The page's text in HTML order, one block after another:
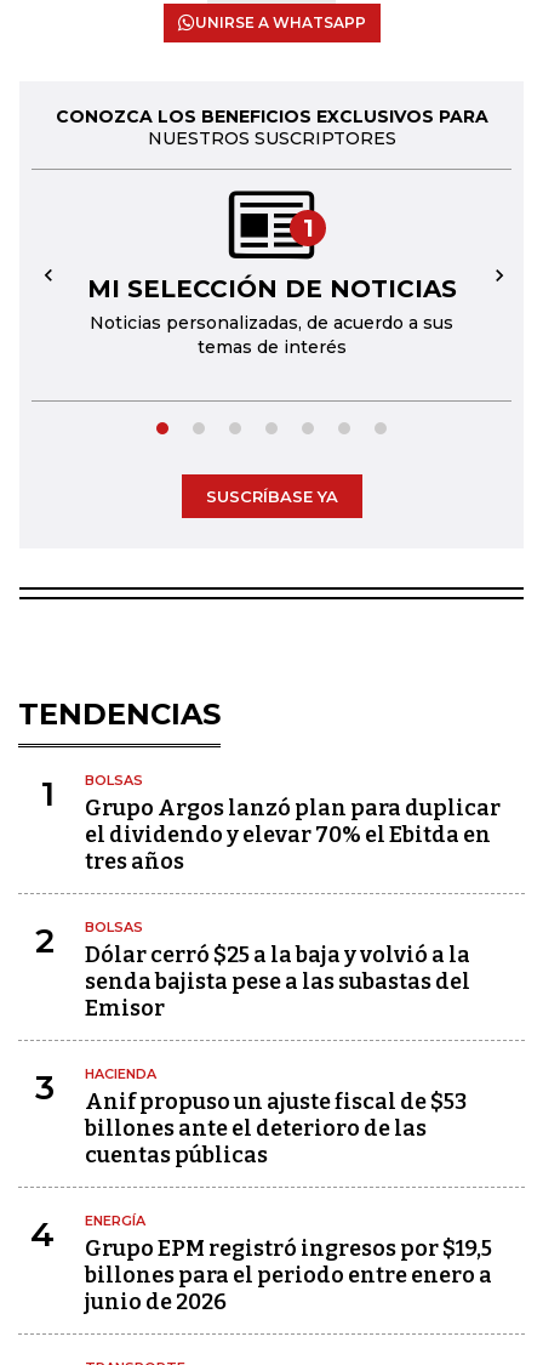
UNIRSE A WHATSAPP
CONOZCA LOS BENEFICIOS EXCLUSIVOS PARA
NUESTROS SUSCRIPTORES
1
MI SELECCIÓN DE NOTICIAS
Noticias personalizadas, de acuerdo a sus
temas de interés
← →
SUSCRÍBASE YA
TENDENCIAS
1 BOLSAS
Grupo Argos lanzó plan para duplicar
el dividendo y elevar 70% el Ebitda en
tres años
2 BOLSAS
Dólar cerró $25 a la baja y volvió a la
senda bajista pese a las subastas del
Emisor
3 HACIENDA
Anif propuso un ajuste fiscal de $53
billones ante el deterioro de las
cuentas públicas
4 ENERGÍA
Grupo EPM registró ingresos por $19,5
billones para el periodo entre enero a
junio de 2026